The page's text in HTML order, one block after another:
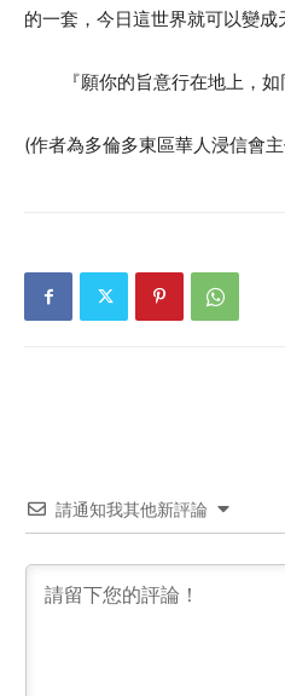
的一套，今日這世界就可以變成
『願你的旨意行在地上，如
(作者為多倫多東區華人浸信會
請通知我其他新評論